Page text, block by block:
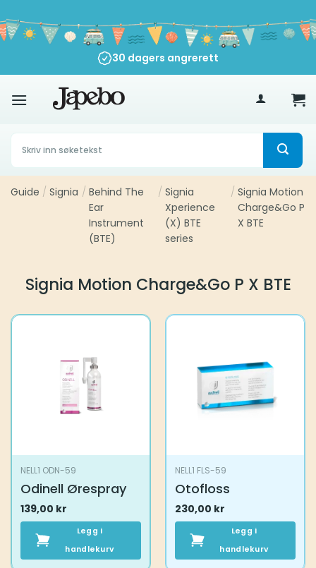
to
content
500
30 dagers angrerett
Søk
etter:
Guide / Signia / Behind The
Ear
Instrument
(BTE)
/ Signia
Xperience
(X) BTE
series
/ Signia Motion
Charge&Go P
X BTE
Signia Motion Charge&Go P X BTE
NELL1 ODN-59
Odinell Ørespray
139,00 kr
Legg i
handlekurv
NELL1 FLS-59
Otofloss
230,00 kr
Legg i
handlekurv